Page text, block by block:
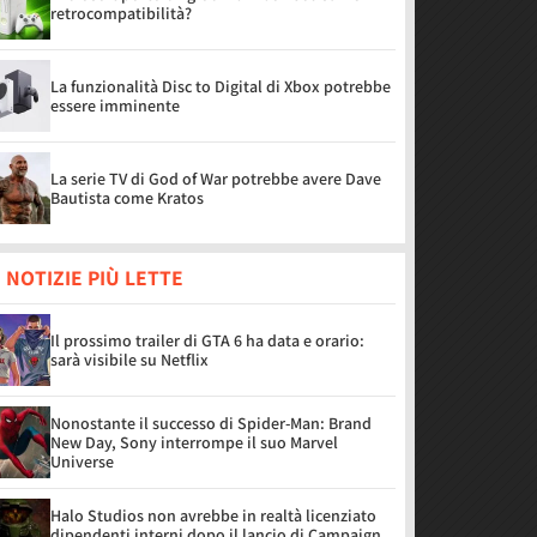
retrocompatibilità?
La funzionalità Disc to Digital di Xbox potrebbe
essere imminente
La serie TV di God of War potrebbe avere Dave
Bautista come Kratos
NOTIZIE PIÙ LETTE
Il prossimo trailer di GTA 6 ha data e orario:
sarà visibile su Netflix
Nonostante il successo di Spider-Man: Brand
New Day, Sony interrompe il suo Marvel
Universe
Halo Studios non avrebbe in realtà licenziato